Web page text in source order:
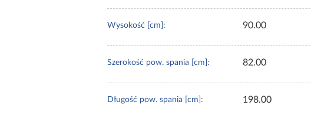
Wysokość [cm]: 90.00
Szerokość pow. spania [cm]: 82.00
Długość pow. spania [cm]: 198.00